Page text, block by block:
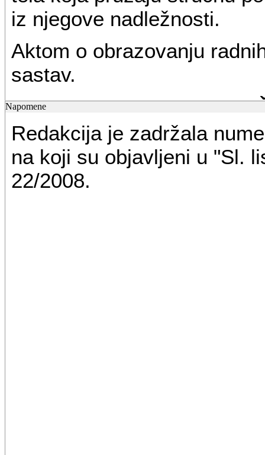
iz njegove nadležnosti.
Aktom o obrazovanju
sastav.
Članovi Gradskog veća
pretresanje pojedinih
učestvuju u pretresanju i
Napomene
Redakcija je zadržala
na koji su objavljeni u "Sl.
22/2008.